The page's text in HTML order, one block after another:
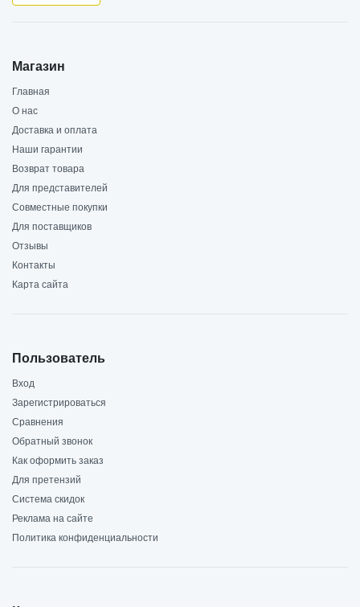
Магазин
Главная
О нас
Доставка и оплата
Наши гарантии
Возврат товара
Для представителей
Совместные покупки
Для поставщиков
Отзывы
Контакты
Карта сайта
Пользователь
Вход
Зарегистрироваться
Сравнения
Обратный звонок
Как оформить заказ
Для претензий
Система скидок
Реклама на сайте
Политика конфиденциальности